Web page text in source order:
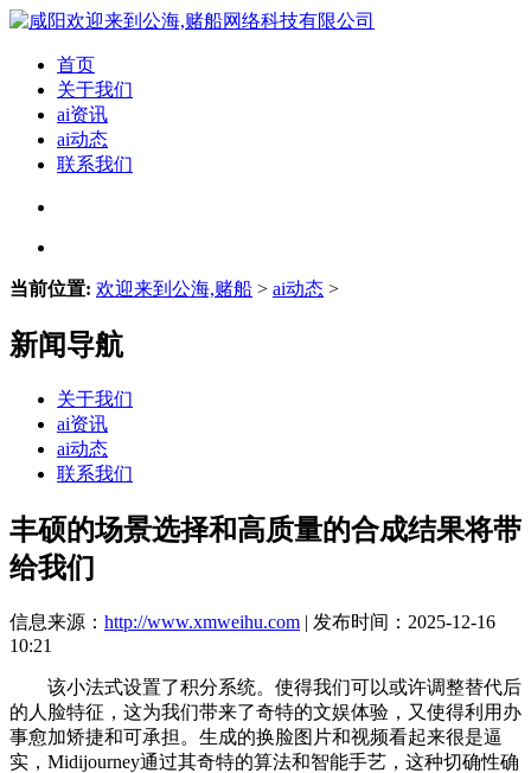
首页
关于我们
ai资讯
ai动态
联系我们
当前位置: 欢迎来到公海,赌船 > ai动态 >
新闻导航
关于我们
ai资讯
ai动态
联系我们
丰硕的场景选择和高质量的合成结果将带
给我们
信息来源： http://www.xmweihu.com | 发布时间：2025-12-16
10:21
该小法式设置了积分系统。使得我们可以或许调整替代后
的人脸特征，这为我们带来了奇特的文娱体验，又使得利用办
事愈加矫捷和可承担。生成的换脸图片和视频看起来很是逼
实，Midijourney通过其奇特的算法和智能手艺，这种切确性确